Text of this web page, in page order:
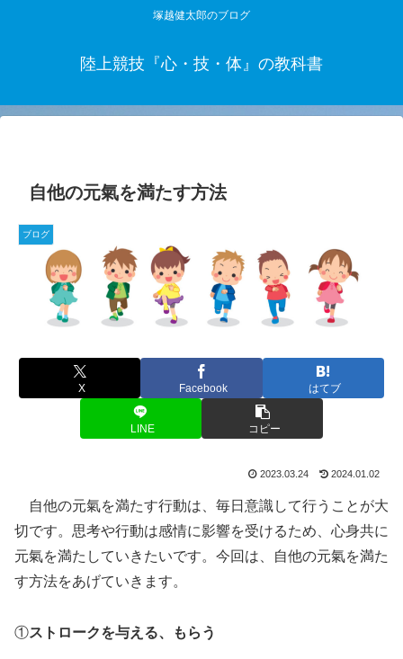
塚越健太郎のブログ
陸上競技『心・技・体』の教科書
自他の元氣を満たす方法
ブログ
X Facebook はてブ
LINE コピー
2023.03.24 2024.01.02
自他の元氣を満たす行動は、毎日意識して行うことが大
切です。思考や行動は感情に影響を受けるため、心身共に
元氣を満たしていきたいです。今回は、自他の元氣を満た
す方法をあげていきます。
①ストロークを与える、もらう